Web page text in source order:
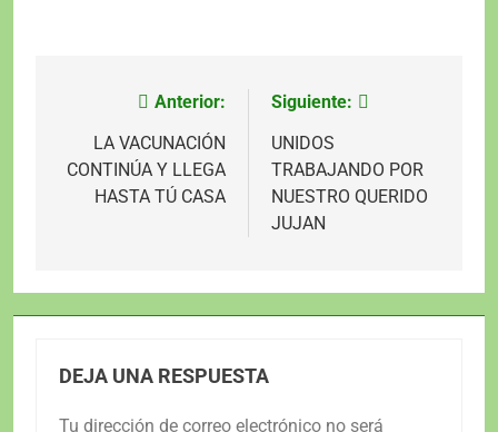
Navegación
entradas
Anterior:
LA VACUNACIÓN
CONTINÚA Y LLEGA
HASTA TÚ CASA
Siguiente:
UNIDOS
TRABAJANDO POR
NUESTRO QUERIDO
JUJAN
DEJA UNA RESPUESTA
Tu dirección de correo electrónico no será